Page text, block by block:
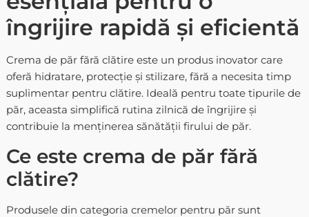
îngrijire rapidă și eficientă
Crema de păr fără clătire este un produs inovator care
oferă hidratare, protecție și stilizare, fără a necesita timp
suplimentar pentru clătire. Ideală pentru toate tipurile de
păr, aceasta simplifică rutina zilnică de îngrijire și
contribuie la menținerea sănătății firului de păr.
Ce este crema de păr fără
clătire?
Produsele din categoria cremelor pentru părsunt